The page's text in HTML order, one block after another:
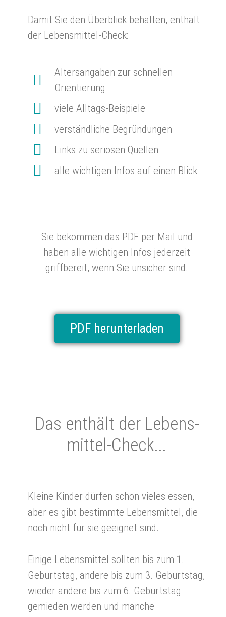
Damit Sie den Überblick behalten, enthält
der Lebensmittel-Check:
Altersangaben zur schnellen
Orientierung
viele Alltags-Beispiele
verständliche Begründungen
Links zu seriösen Quellen
alle wichtigen Infos auf einen Blick
Sie bekommen das PDF per Mail und
haben alle wichtigen Infos jederzeit
griffbereit, wenn Sie unsicher sind.
PDF herunterladen
Das ent­hält der Le­bens­
mit­tel-Check...
Kleine Kinder dürfen schon vieles essen,
aber es gibt bestimmte Lebensmittel, die
noch nicht für sie geeignet sind.
Einige Lebensmittel sollten bis zum 1.
Geburtstag, andere bis zum 3. Geburtstag,
wieder andere bis zum 6. Geburtstag
gemieden werden und manche